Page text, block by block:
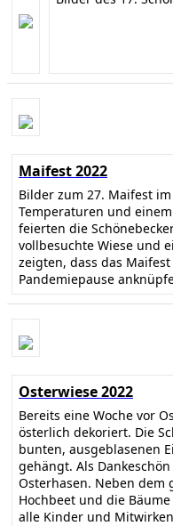
Maifest 2022
Bilder zum 27. Maifest
Temperaturen und
feierten die
vollbesuchte Wiese und
zeigten, dass das
Pandemiepause
Osterwiese 2022
Bereits eine Woche vor
österlich dekoriert. Die
bunten, ausgeblasenen
gehängt. Als
Osterhasen. Neben dem
Hochbeet und die
alle Kinder und